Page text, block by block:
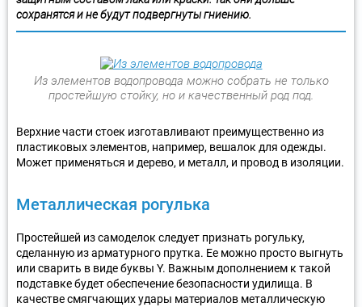
сохранятся и не будут подвергнуты гниению.
Из элементов водопровода можно собрать не только
простейшую стойку, но и качественный род под.
Верхние части стоек изготавливают преимущественно из
пластиковых элементов, например, вешалок для одежды.
Может применяться и дерево, и металл, и провод в изоляции.
Металлическая рогулька
Простейшей из самоделок следует признать рогульку,
сделанную из арматурного прутка. Ее можно просто выгнуть
или сварить в виде буквы Y. Важным дополнением к такой
подставке будет обеспечение безопасности удилища. В
качестве смягчающих удары материалов металлическую